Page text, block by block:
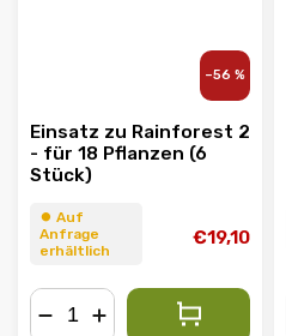
–56 %
Einsatz zu Rainforest 2
- für 18 Pflanzen (6
Stück)
⏺︎ Auf
Anfrage
erhältlich
€19,10